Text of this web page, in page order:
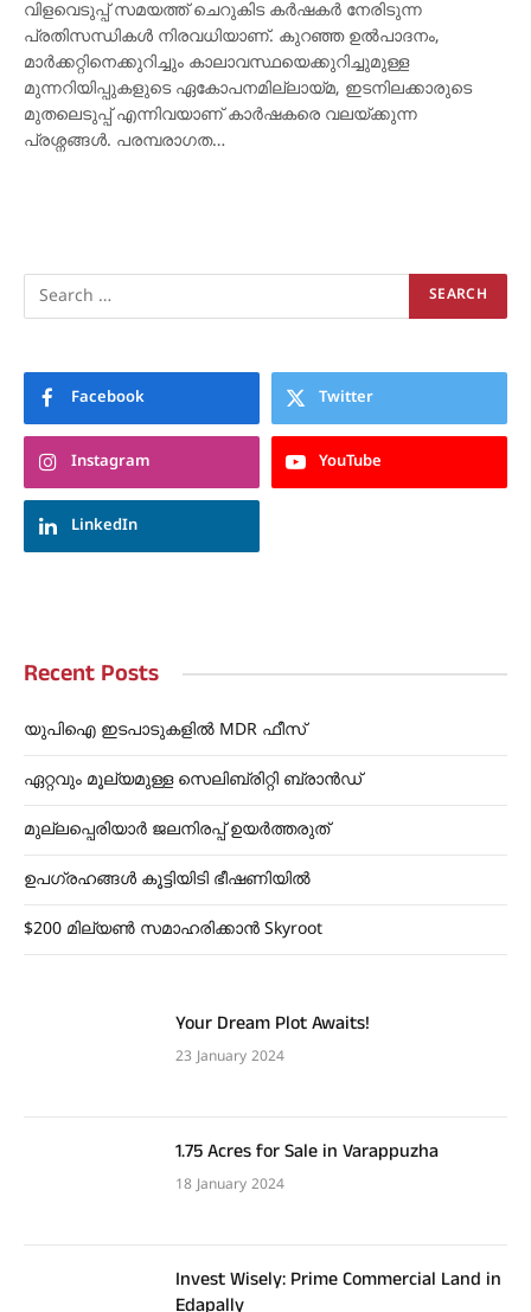
വിളവെടുപ്പ് സമയത്ത് ചെറുകിട കര്‍ഷകര്‍ നേരിടുന്ന
പ്രതിസന്ധികള്‍ നിരവധിയാണ്. കുറഞ്ഞ ഉല്‍പാദനം,
മാര്‍ക്കറ്റിനെക്കുറിച്ചും കാലാവസ്ഥയെക്കുറിച്ചുമുള്ള
മുന്നറിയിപ്പുകളുടെ ഏകോപനമില്ലായ്മ, ഇടനിലക്കാരുടെ
മുതലെടുപ്പ് എന്നിവയാണ് കാര്‍ഷകരെ വലയ്ക്കുന്ന
പ്രശ്നങ്ങള്‍. പരമ്പരാഗത…
Facebook Twitter
Instagram YouTube
LinkedIn
Recent Posts
യുപിഐ ഇടപാടുകളിൽ MDR ഫീസ്
ഏറ്റവും മൂല്യമുള്ള സെലിബ്രിറ്റി ബ്രാൻഡ്
മുല്ലപ്പെരിയാർ ജലനിരപ്പ് ഉയർത്തരുത്
ഉപഗ്രഹങ്ങൾ കൂട്ടിയിടി ഭീഷണിയിൽ
$200 മില്യൺ സമാഹരിക്കാൻ Skyroot
Your Dream Plot Awaits!
23 January 2024
1.75 Acres for Sale in Varappuzha
18 January 2024
Invest Wisely: Prime Commercial Land in
Edapally